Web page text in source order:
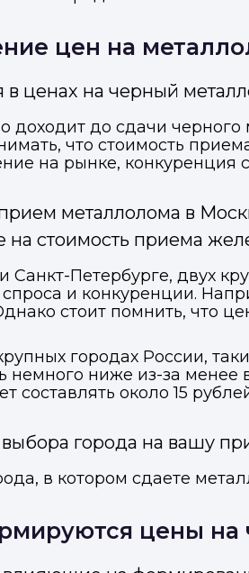
цен на
в ценах на черный
доходит до сдачи
что стоимость
на рынке, конкуренция
металлолома в
на стоимость приема
Санкт-Петербурге, двух
и конкуренции.
стоит помнить, что
городах России,
немного ниже из-за менее
составлять около 15
города на вашу
в котором сдаете
цены